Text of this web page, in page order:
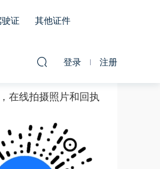
驶证 其他证件
登录 注册
在线拍摄照片和回执